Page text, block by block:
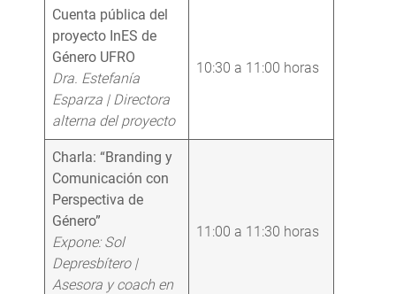
Cuenta pública del
proyecto InES de
Género UFRO
Dra. Estefanía
Esparza | Directora
alterna del proyecto
10:30 a 11:00 horas
Charla: “Branding y
Comunicación con
Perspectiva de
Género”
Expone: Sol
Depresbítero |
Asesora y coach en
11:00 a 11:30 horas